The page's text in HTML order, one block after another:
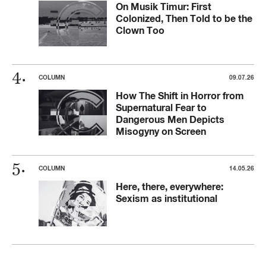
On Musik Timur: First
Colonized, Then Told to be the
Clown Too
COLUMN 09.07.26
How The Shift in Horror from
Supernatural Fear to
Dangerous Men Depicts
Misogyny on Screen
COLUMN 14.05.26
Here, there, everywhere:
Sexism as institutional